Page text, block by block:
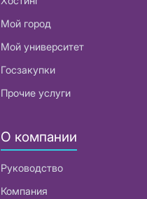
Мой город
Мой университет
Госзакупки
Прочие услуги
О компании
Руководство
Компания